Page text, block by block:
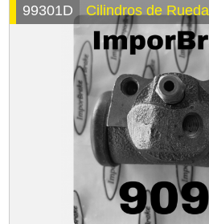
99301D Cilindros de Rueda